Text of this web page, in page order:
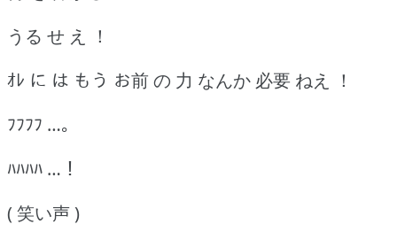
うる せ え ！
ｵﾚ に は もう お前 の 力 なんか 必要 ねえ ！
ﾌﾌﾌﾌ …｡
ﾊﾊﾊﾊ …！
( 笑い声 )